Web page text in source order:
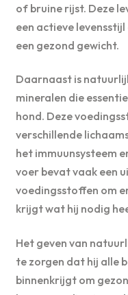
of bruine rijst. Deze
een actieve
een gezond gewicht.
Daarnaast is
mineralen die
hond. Deze
verschillende
het immuunsysteem
voer bevat vaak een
voedingsstoffen om
krijgt wat hij nodig
Het geven van
te zorgen dat hij alle
binnenkrijgt om